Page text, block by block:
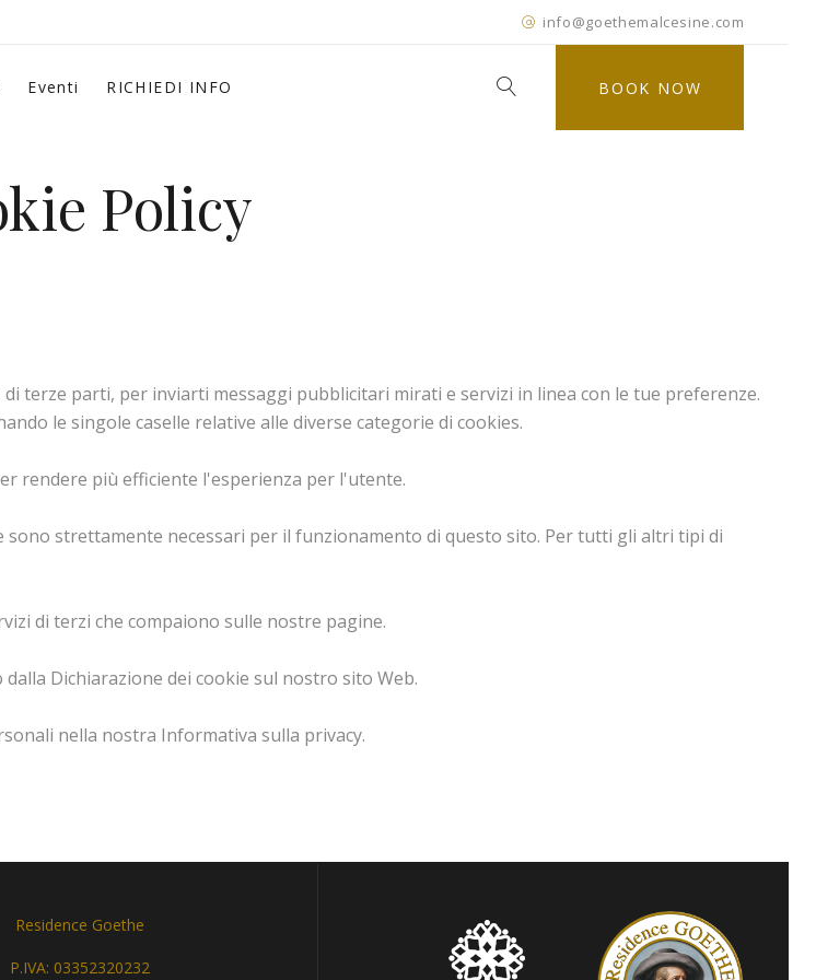
info@goethemalcesine.com
Eventi RICHIEDI INFO BOOK NOW
Policy
terze parti, per inviarti messaggi pubblicitari mirati e servizi in linea con le tue preferenze.
le singole caselle relative alle diverse categorie di cookies.
rendere più efficiente l'esperienza per l'utente.
strettamente necessari per il funzionamento di questo sito. Per tutti gli altri tipi di
di terzi che compaiono sulle nostre pagine.
Dichiarazione dei cookie sul nostro sito Web.
nella nostra Informativa sulla privacy.
Residence Goethe
P.IVA: 03352320232